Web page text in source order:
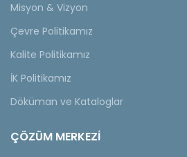
Misyon & Vizyon
Çevre Politikamız
Kalite Politikamız
İK Politikamız
Döküman ve Kataloglar
ÇÖZÜM MERKEZİ